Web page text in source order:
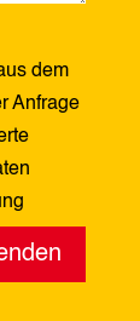
dem
Anfrage